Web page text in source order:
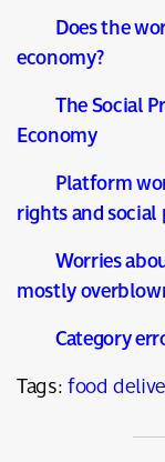
Does the
economy?
The Social
Economy
Platform
rights and
Worries
mostly
Category
Tags:food